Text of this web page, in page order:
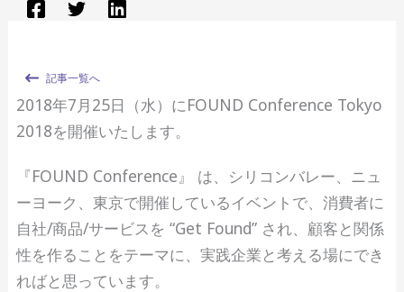
記事一覧へ
2018年7月25日（水）にFOUND Conference Tokyo
2018を開催いたします。
『FOUND Conference』 は、シリコンバレー、ニュ
ーヨーク、東京で開催しているイベントで、消費者に
自社/商品/サービスを “Get Found” され、顧客と関係
性を作ることをテーマに、実践企業と考える場にでき
ればと思っています。